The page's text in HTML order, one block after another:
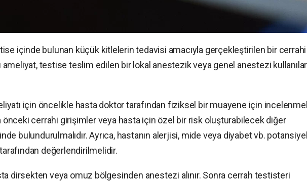
içinde bulunan küçük kitlelerin tedavisi amacıyla gerçekleştirilen bir cerrahi
ameliyat, testise teslim edilen bir lokal anestezik veya genel anestezi
için öncelikle hasta doktor tarafından fiziksel bir muayene için
önceki cerrahi girişimler veya hasta için özel bir risk oluşturabilecek diğer
bulundurulmalıdır. Ayrıca, hastanın alerjisi, mide veya diyabet vb. potansiyel
değerlendirilmelidir.
dirsekten veya omuz bölgesinden anestezi alınır. Sonra cerrah testisteri